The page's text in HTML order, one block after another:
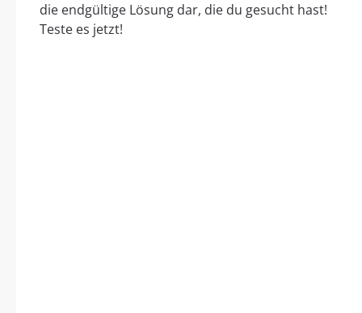
die endgültige Lösung dar, die du gesucht hast!
Teste es jetzt!